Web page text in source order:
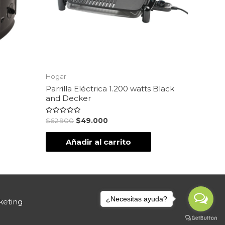
Hogar
Parrilla Eléctrica 1.200 watts Black
and Decker
Valorado
en
0
$62.900 $49.000
Añadir al carrito
¿Necesitas ayuda?